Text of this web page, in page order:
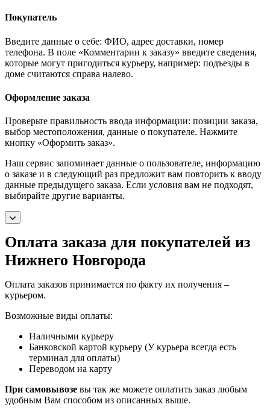
Покупатель
Введите данные о себе: ФИО, адрес доставки, номер
телефона. В поле «Комментарии к заказу» введите сведения,
которые могут пригодиться курьеру, например: подъезды в
доме считаются справа налево.
Оформление заказа
Проверьте правильность ввода информации: позиции заказа,
выбор местоположения, данные о покупателе. Нажмите
кнопку «Оформить заказ».
Наш сервис запоминает данные о пользователе, информацию
о заказе и в следующий раз предложит вам повторить к вводу
данные предыдущего заказа. Если условия вам не подходят,
выбирайте другие варианты.
Оплата заказа для покупателей из
Нижнего Новгорода
Оплата заказов принимается по факту их получения –
курьером.
Возможные виды оплаты:
Наличными курьеру
Банковской картой курьеру (У курьера всегда есть
терминал для оплаты)
Переводом на карту
При самовывозе вы так же можете оплатить заказ любым
удобным Вам способом из описанных выше.